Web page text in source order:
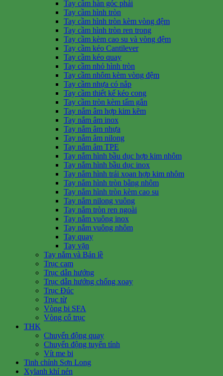
Tay cầm hàn góc phải
Tay cầm hình tròn
Tay cầm hình tròn kèm vòng đệm
Tay cầm hình tròn ren trong
Tay cầm kèm cao su và vòng đệm
Tay cầm kéo Cantilever
Tay cầm kéo quay
Tay cầm nhỏ hình tròn
Tay cầm nhôm kèm vòng đệm
Tay cầm nhựa có nắp
Tay cầm thiết kế kéo cong
Tay cầm tròn kèm tấm gắn
Tay nắm âm hợp kim kẽm
Tay nắm âm inox
Tay nắm âm nhựa
Tay nắm âm nilong
Tay nắm âm TPE
Tay nắm hình bầu dục hợp kim nhôm
Tay nắm hình bầu dục inox
Tay nắm hình trái xoan hợp kim nhôm
Tay nắm hình tròn bằng nhôm
Tay nắm hình tròn kèm cao su
Tay nắm nilong vuông
Tay nắm tròn ren ngoài
Tay nắm vuông inox
Tay nắm vuông nhôm
Tay quay
Tay vặn
Tay nắm và Bản lề
Trục cam
Trục dẫn hướng
Trục dẫn hướng chống xoay
Trục Đúc
Trục từ
Vòng bi SFA
Vòng cổ trục
THK
Chuyển động quay
Chuyển động tuyến tính
Vít me bi
Tinh chỉnh Sơn Long
Xylanh khí nén